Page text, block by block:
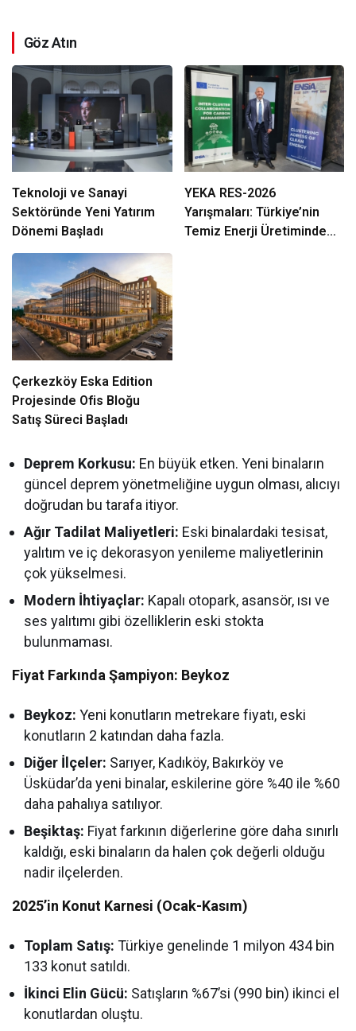
Göz Atın
Teknoloji ve Sanayi
Sektöründe Yeni Yatırım
Dönemi Başladı
YEKA RES-2026
Yarışmaları: Türkiye’nin
Temiz Enerji Üretiminde
Çerkezköy Eska Edition
Projesinde Ofis Bloğu
Satış Süreci Başladı
Deprem Korkusu: En büyük etken. Yeni binaların
güncel deprem yönetmeliğine uygun olması, alıcıyı
doğrudan bu tarafa itiyor.
Ağır Tadilat Maliyetleri: Eski binalardaki tesisat,
yalıtım ve iç dekorasyon yenileme maliyetlerinin
çok yükselmesi.
Modern İhtiyaçlar: Kapalı otopark, asansör, ısı ve
ses yalıtımı gibi özelliklerin eski stokta
bulunmaması.
Fiyat Farkında Şampiyon: Beykoz
Beykoz: Yeni konutların metrekare fiyatı, eski
konutların 2 katından daha fazla.
Diğer İlçeler: Sarıyer, Kadıköy, Bakırköy ve
Üsküdar’da yeni binalar, eskilerine göre %40 ile %60
daha pahalıya satılıyor.
Beşiktaş: Fiyat farkının diğerlerine göre daha sınırlı
kaldığı, eski binaların da halen çok değerli olduğu
nadir ilçelerden.
2025’in Konut Karnesi (Ocak-Kasım)
Toplam Satış: Türkiye genelinde 1 milyon 434 bin
133 konut satıldı.
İkinci Elin Gücü: Satışların %67’si (990 bin) ikinci el
konutlardan oluştu.